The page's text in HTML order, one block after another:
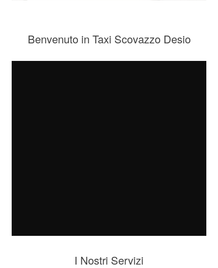
Benvenuto in Taxi Scovazzo Desio
I Nostri Servizi